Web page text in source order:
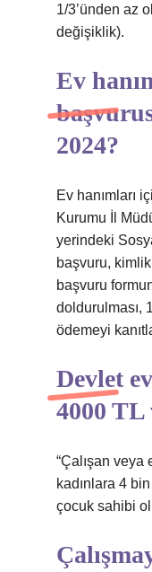
1/3’ünden az
değişiklik).
Ev
2024?
Ev hanımları
Kurumu İl
yerindeki
başvuru,
başvuru
doldurulması,
ödemeyi
Devlet
4000
“Çalışan veya
kadınlara 4
çocuk sahibi